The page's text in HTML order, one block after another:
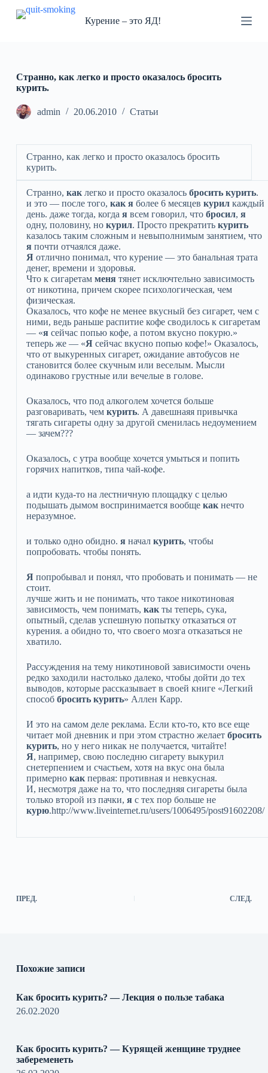
П
и
к
у
Курение – это ЯД!
Странно, как легко и просто оказалось бросить
курить.
admin 20.06.2010 Статьи
Странно, как легко и просто оказалось бросить
курить.
Странно, каклегко и просто оказалось бросить курить.
и это — после того, как яболее 6 месяцев курилкаждый
день. даже тогда, когда явсем говорил, что бросил, я
одну, половину, но курил. Просто прекратить курить
казалось таким сложным и невыполнимым занятием, что
япочти отчаялся даже.
Яотлично понимал, что курение — это банальная трата
денег, времени и здоровья.
Что к сигаретам менятянет исключтельно зависимость
от никотина, причем скорее психологическая, чем
физическая.
Оказалось, что кофе не менее вкусный без сигарет, чем с
ними, ведь раньше распитие кофе сводилось к сигаретам
— «ясейчас попью кофе, а потом вкусно покурю.»
теперь же — «Ясейчас вкусно попью кофе!» Оказалось,
что от выкуренных сигарет, ожидание автобусов не
становится более скучным или веселым. Мысли
одинаково грустные или вечелые в голове.
Оказалось, что под алкоголем хочется больше
разговаривать, чем курить. А давешнаяя привычка
тягать сигареты одну за другой сменилась недоумением
— зачем???
Оказалось, с утра вообще хочется умыться и попить
горячих напитков, типа чай-кофе.
а идти куда-то на лестничную площадку с целью
подышать дымом воспринимается вообще какнечто
неразумное.
и только одно обидно. яначал курить, чтобы
попробовать. чтобы понять.
Япопробывал и понял, что пробовать и понимать — не
стоит.
лучше жить и не понимать, что такое никотиновая
зависимость, чем понимать, какты теперь, сука,
опытный, сделав успешную попытку отказаться от
курения. а обидно то, что своего мозга отказаться не
хватило.
Рассуждения на тему никотиновой зависимости очень
редко заходили настолько далеко, чтобы дойти до тех
выводов, которые рассказывает в своей книге «Легкий
способ бросить курить» Аллен Карр.
И это на самом деле реклама. Если кто-то, кто все еще
читает мой дневник и при этом страстно желает бросить
курить, но у него никак не получается, читайте!
Я, например, свою последню сигарету выкурил
снетерпением и счастьем, хотя на вкус она была
примерно какпервая: противная и невкусная.
И, несмотря даже на то, что последняя сигареты была
только второй из пачки, яс тех пор больше не
курю.http://www.liveinternet.ru/users/1006495/post91602208/
ПРЕД. СЛЕД.
Похожие записи
Как бросить курить? — Лекция о пользе табака
26.02.2020
Как бросить курить? — Курящей женщине труднее
забеременеть